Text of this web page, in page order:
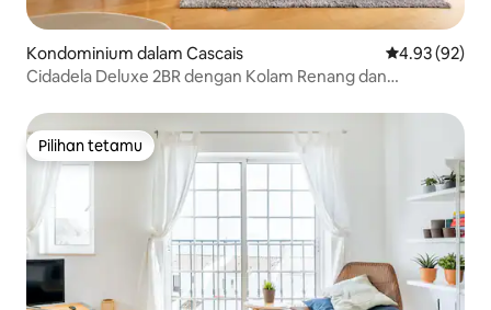
Kondominium dalam Cascais Penarafan
4.93 (92)
Cidadela Deluxe 2BR dengan Kolam Renang dan
Pilihan tetamu
Pilihan tetamu